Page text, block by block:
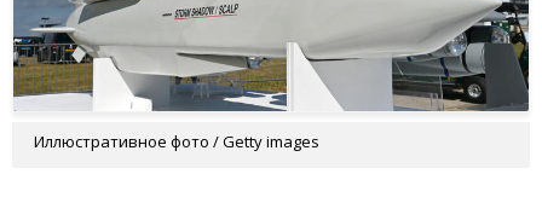
Иллюстративное фото / Getty images